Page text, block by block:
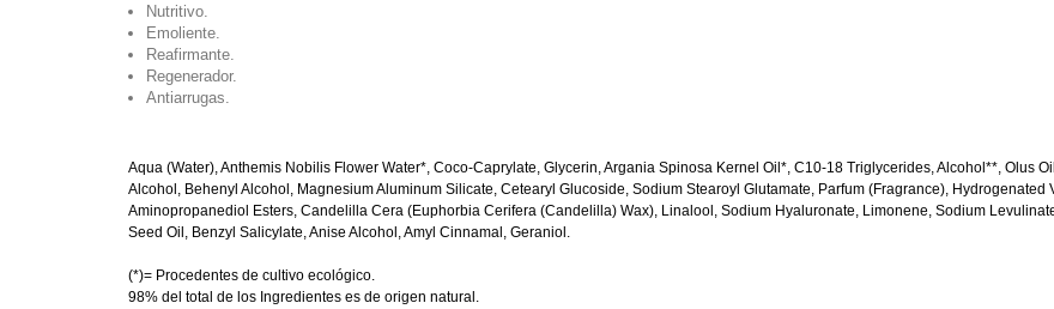
Nutritivo.
Emoliente.
Reafirmante.
Regenerador.
Antiarrugas.
Aqua (Water), Anthemis Nobilis Flower Water*, Coco-Caprylate, Glycerin, Argania Spinosa Kernel Oil*, C10-18 Triglycerides, Alcohol**, Olus
Alcohol, Behenyl Alcohol, Magnesium Aluminum Silicate, Cetearyl Glucoside, Sodium Stearoyl Glutamate, Parfum (Fragrance), Hydrogenated
Aminopropanediol Esters, Candelilla Cera (Euphorbia Cerifera (Candelilla) Wax), Linalool, Sodium Hyaluronate, Limonene, Sodium
Seed Oil, Benzyl Salicylate, Anise Alcohol, Amyl Cinnamal, Geraniol.
(*)= Procedentes de cultivo ecológico.
98% del total de los Ingredientes es de origen natural.